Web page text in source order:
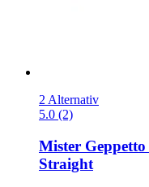
2 Alternativ
5.0 (2)
Mister Geppetto
Straight